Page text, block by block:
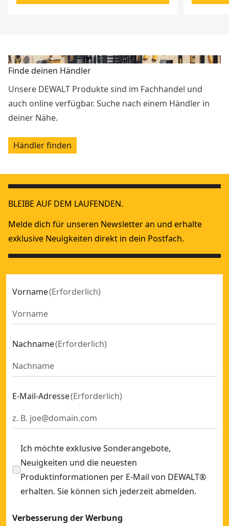
Finde deinen Händler
Unsere DEWALT Produkte sind im Fachhandel und
auch online verfügbar. Suche nach einem Händler in
deiner Nähe.
Händler finden
BLEIBE AUF DEM LAUFENDEN.
Melde dich für unseren Newsletter an und erhalte
exklusive Neuigkeiten direkt in dein Postfach.
Vorname(Erforderlich)
Nachname(Erforderlich)
E-Mail-Adresse(Erforderlich)
Ich möchte exklusive Sonderangebote,
Neuigkeiten und die neuesten
Produktinformationen per E-Mail von DEWALT®
erhalten. Sie können sich jederzeit abmelden.
Verbesserung der Werbung